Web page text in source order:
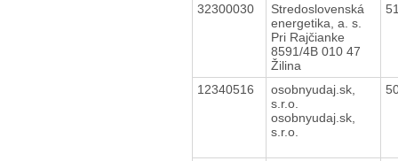
32300030
Stredoslovenská
energetika, a. s.
Pri Rajčianke
8591/4B 010 47
Žilina
12340516
osobnyudaj.sk,
s.r.o.
osobnyudaj.sk,
s.r.o.